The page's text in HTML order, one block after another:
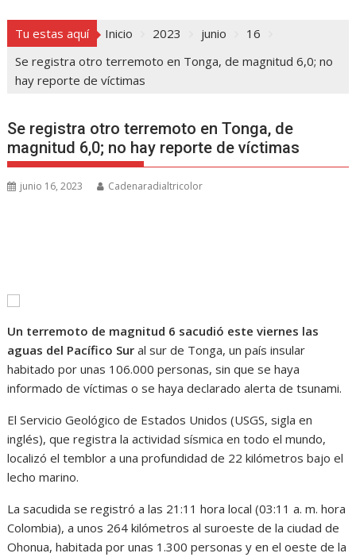
Tu estas aquí Inicio 2023 junio
16
Se registra otro terremoto en Tonga, de magnitud 6,0; no
hay reporte de víctimas
Se registra otro terremoto en Tonga, de
magnitud 6,0; no hay reporte de víctimas
junio 16, 2023 Cadenaradialtricolor
Un terremoto de magnitud 6 sacudió este viernes las
aguas del Pacífico Sur al sur de Tonga, un país insular
habitado por unas 106.000 personas, sin que se haya
informado de víctimas o se haya declarado alerta de tsunami.
El Servicio Geológico de Estados Unidos (USGS, sigla en
inglés), que registra la actividad sísmica en todo el mundo,
localizó el temblor a una profundidad de 22 kilómetros bajo el
lecho marino.
La sacudida se registró a las 21:11 hora local (03:11 a. m. hora
Colombia), a unos 264 kilómetros al suroeste de la ciudad de
Ohonua, habitada por unas 1.300 personas y en el oeste de la